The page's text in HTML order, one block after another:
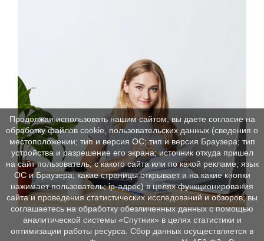
Продолжая использовать нашим сайтом, вы даете согласие на
обработку файлов cookie, пользовательских данных (сведения о
местоположении; тип и версия ОС; тип и версия Браузера; тип
устройства и разрешение его экрана; источник откуда пришел
на сайт пользователь; с какого сайта или по какой рекламе; язык
ОС и Браузера; какие страницы открывает и на какие кнопки
нажимает пользователь; ip-адрес) в целях функционирования
сайта и проведения статистических исследований и обзоров; вы
соглашаетесь на обработку обезличенных данных с помощью
аналитической системы «Спутник» в целях статистики и
оптимизации работы ресурса. Сбор данных осуществляется в